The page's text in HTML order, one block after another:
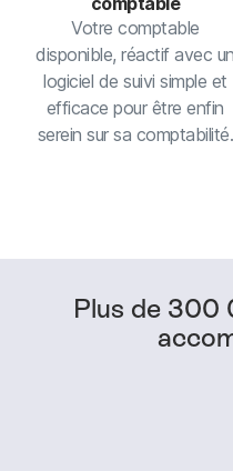
Votre comptable
disponible, réactif avec un
logiciel de suivi simple et
efficace pour être enfin
serein sur sa comptabilité.
Plus de 300